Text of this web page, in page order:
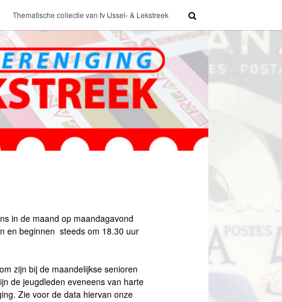
Thematische collectie van fv IJssel- & Lekstreek
in de maand op maandagavond
en beginnen steeds om 18.30 uur
zijn bij de maandelijkse senioren
de jeugdleden eveneens van harte
Zie voor de data hiervan onze